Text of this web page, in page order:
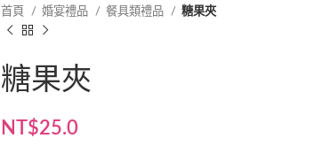
首頁 婚宴禮品 餐具類禮品 糖果夾
糖果夾
NT$25.0